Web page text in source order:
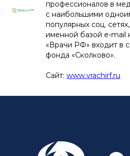
профессионалов в
с наибольшими
популярных соц.
именной базой e-mail
«Врачи РФ» входит в
фонда «Сколково».
Сайт: www.vrachirf.ru